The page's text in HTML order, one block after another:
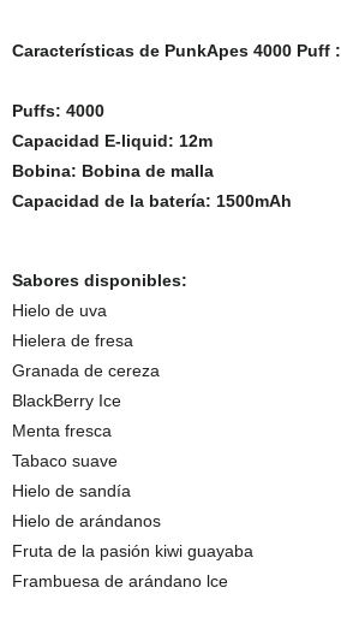
Características de PunkApes 4000 Puff :
Puffs: 4000
Capacidad E-liquid: 12m
Bobina: Bobina de malla
Capacidad de la batería: 1500mAh
Sabores disponibles:
Hielo de uva
Hielera de fresa
Granada de cereza
BlackBerry Ice
Menta fresca
Tabaco suave
Hielo de sandía
Hielo de arándanos
Fruta de la pasión kiwi guayaba
Frambuesa de arándano lce